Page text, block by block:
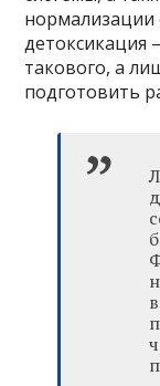
нормализации
детоксикация
такового, а
подготовить